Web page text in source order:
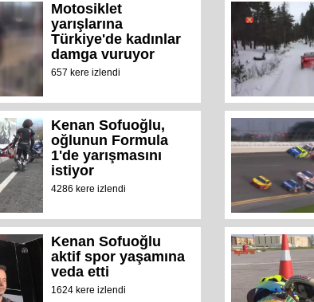
Motosiklet
yarışlarına
Türkiye'de kadınlar
damga vuruyor
657 kere izlendi
Kenan Sofuoğlu,
oğlunun Formula
1'de yarışmasını
istiyor
4286 kere izlendi
Kenan Sofuoğlu
aktif spor yaşamına
veda etti
1624 kere izlendi